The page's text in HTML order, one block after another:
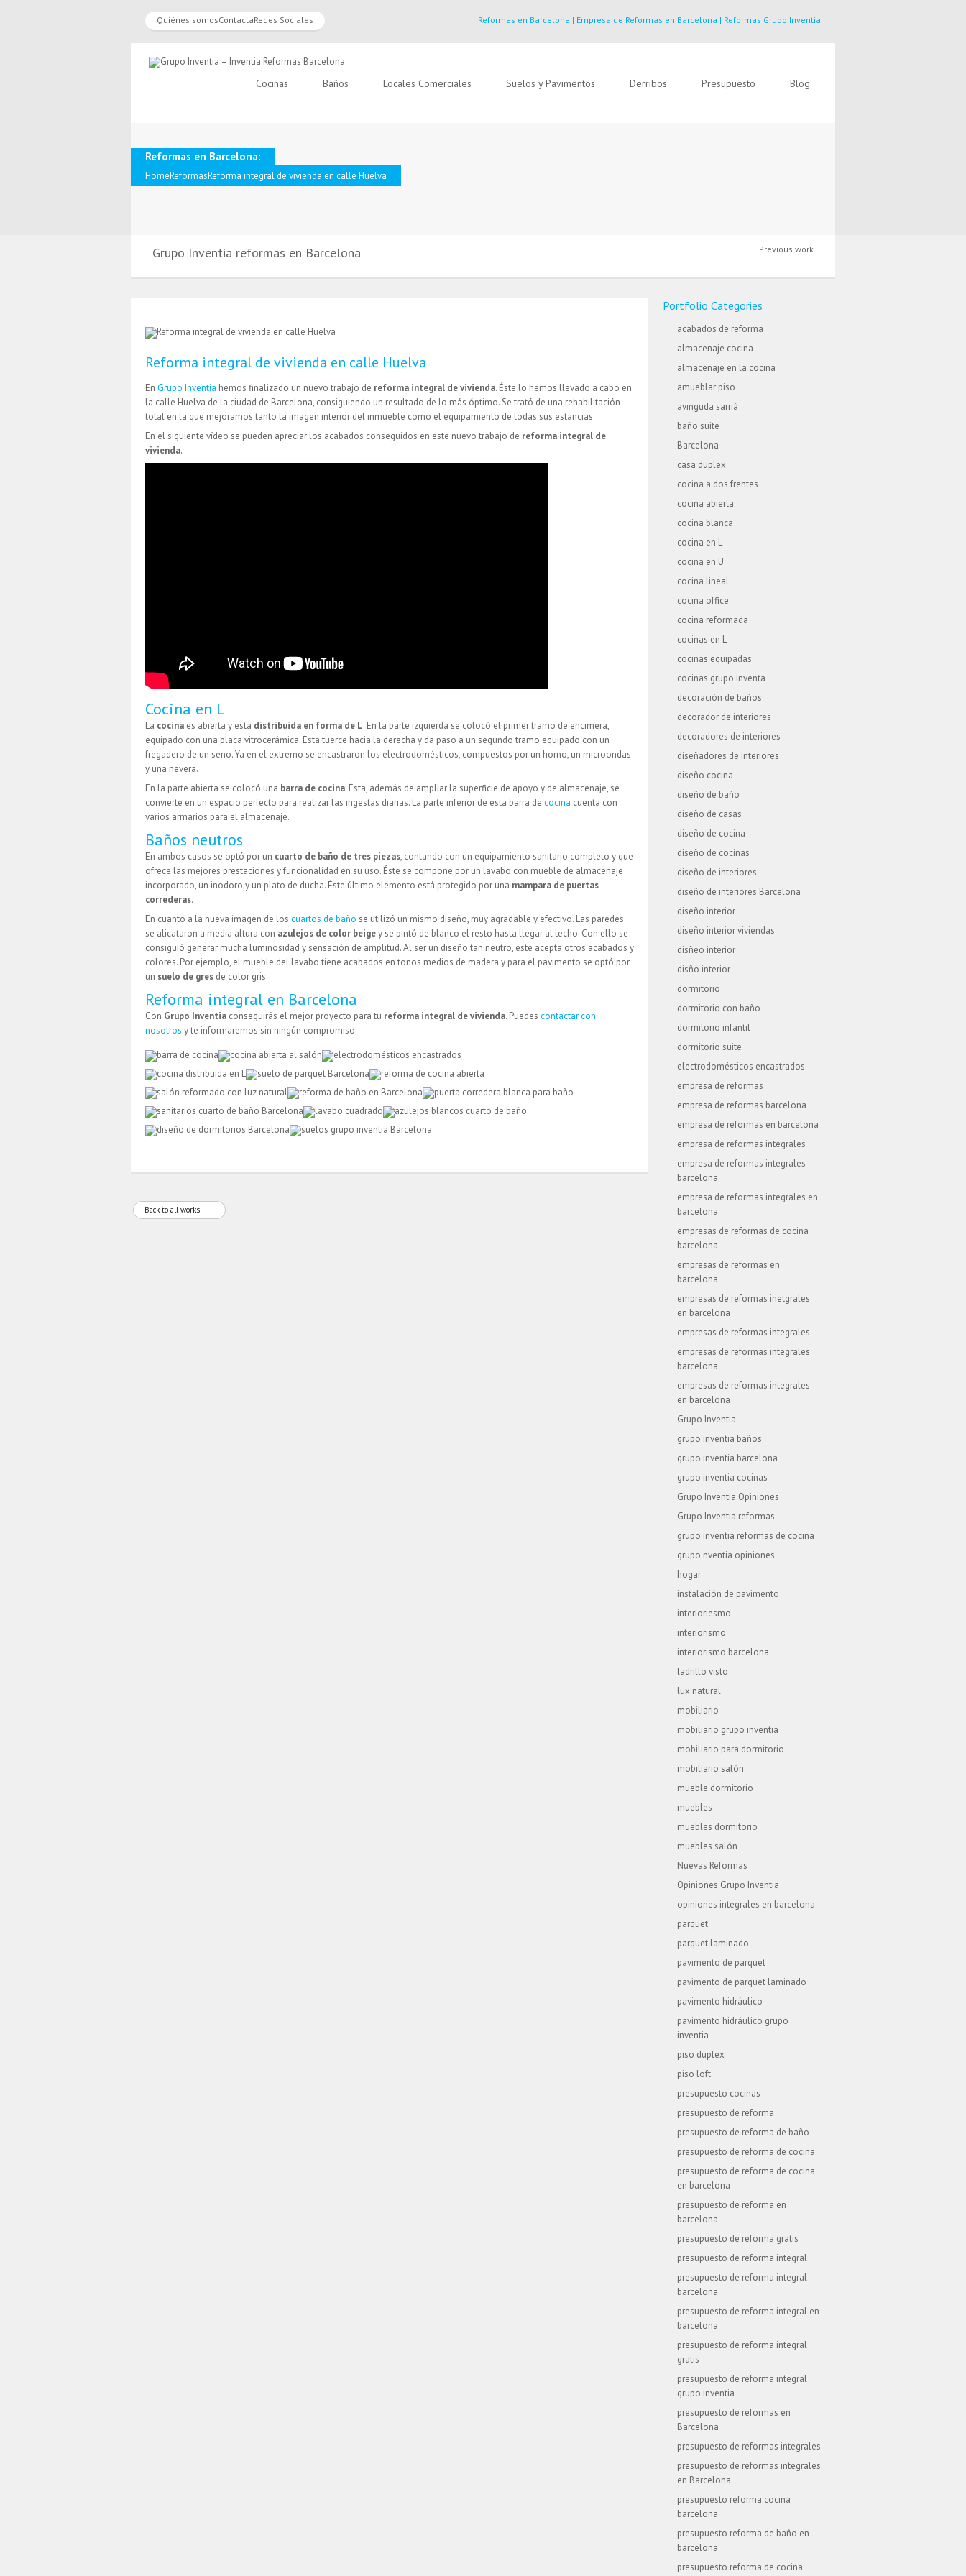
Quiénes somosContactaRedes Sociales Reformas en Barcelona | Empresa de Reformas en Barcelona | Reformas Grupo Inventia
Cocinas Baños Locales Comerciales Suelos y Pavimentos Derribos Presupuesto Blog
Reformas en Barcelona:
HomeReformasReforma integral de vivienda en calle Huelva
Grupo Inventia reformas en Barcelona Previous work
Reforma integral de vivienda en calle Huelva
En Grupo Inventia hemos finalizado un nuevo trabajo de reforma integral de vivienda. Éste lo hemos llevado a cabo en
la calle Huelva de la ciudad de Barcelona, consiguiendo un resultado de lo más óptimo. Se trató de una rehabilitación
total en la que mejoramos tanto la imagen interior del inmueble como el equipamiento de todas sus estancias.
En el siguiente vídeo se pueden apreciar los acabados conseguidos en este nuevo trabajo de reforma integral de
vivienda.
Cocina en L
La cocina es abierta y está distribuida en forma de L. En la parte izquierda se colocó el primer tramo de encimera,
equipado con una placa vitrocerámica. Ésta tuerce hacia la derecha y da paso a un segundo tramo equipado con un
fregadero de un seno. Ya en el extremo se encastraron los electrodomésticos, compuestos por un horno, un microondas
y una nevera.
En la parte abierta se colocó una barra de cocina. Ésta, además de ampliar la superficie de apoyo y de almacenaje, se
convierte en un espacio perfecto para realizar las ingestas diarias. La parte inferior de esta barra de cocina cuenta con
varios armarios para el almacenaje.
Baños neutros
En ambos casos se optó por un cuarto de baño de tres piezas, contando con un equipamiento sanitario completo y que
ofrece las mejores prestaciones y funcionalidad en su uso. Éste se compone por un lavabo con mueble de almacenaje
incorporado, un inodoro y un plato de ducha. Éste último elemento está protegido por una mampara de puertas
correderas.
En cuanto a la nueva imagen de los cuartos de baño se utilizó un mismo diseño, muy agradable y efectivo. Las paredes
se alicataron a media altura con azulejos de color beigey se pintó de blanco el resto hasta llegar al techo. Con ello se
consiguió generar mucha luminosidad y sensación de amplitud. Al ser un diseño tan neutro, éste acepta otros acabados y
colores. Por ejemplo, el mueble del lavabo tiene acabados en tonos medios de madera y para el pavimento se optó por
un suelo de gres de color gris.
Reforma integral en Barcelona
Con Grupo Inventia conseguirás el mejor proyecto para tu reforma integral de vivienda. Puedes contactar con
nosotros y te informaremos sin ningún compromiso.
Back to all works
Portfolio Categories
acabados de reforma
almacenaje cocina
almacenaje en la cocina
amueblar piso
avinguda sarrià
baño suite
Barcelona
casa duplex
cocina a dos frentes
cocina abierta
cocina blanca
cocina en L
cocina en U
cocina lineal
cocina office
cocina reformada
cocinas en L
cocinas equipadas
cocinas grupo inventa
decoración de baños
decorador de interiores
decoradores de interiores
diseñadores de interiores
diseño cocina
diseño de baño
diseño de casas
diseño de cocina
diseño de cocinas
diseño de interiores
diseño de interiores Barcelona
diseño interior
diseño interior viviendas
disñeo interior
disño interior
dormitorio
dormitorio con baño
dormitorio infantil
dormitorio suite
electrodomésticos encastrados
empresa de reformas
empresa de reformas barcelona
empresa de reformas en barcelona
empresa de reformas integrales
empresa de reformas integrales
barcelona
empresa de reformas integrales en
barcelona
empresas de reformas de cocina
barcelona
empresas de reformas en
barcelona
empresas de reformas inetgrales
en barcelona
empresas de reformas integrales
empresas de reformas integrales
barcelona
empresas de reformas integrales
en barcelona
Grupo Inventia
grupo inventia baños
grupo inventia barcelona
grupo inventia cocinas
Grupo Inventia Opiniones
Grupo Inventia reformas
grupo inventia reformas de cocina
grupo nventia opiniones
hogar
instalación de pavimento
interioriesmo
interiorismo
interiorismo barcelona
ladrillo visto
lux natural
mobiliario
mobiliario grupo inventia
mobiliario para dormitorio
mobiliario salón
mueble dormitorio
muebles
muebles dormitorio
muebles salón
Nuevas Reformas
Opiniones Grupo Inventia
opiniones integrales en barcelona
parquet
parquet laminado
pavimento de parquet
pavimento de parquet laminado
pavimento hidráulico
pavimento hidráulico grupo
inventia
piso dúplex
piso loft
presupuesto cocinas
presupuesto de reforma
presupuesto de reforma de baño
presupuesto de reforma de cocina
presupuesto de reforma de cocina
en barcelona
presupuesto de reforma en
barcelona
presupuesto de reforma gratis
presupuesto de reforma integral
presupuesto de reforma integral
barcelona
presupuesto de reforma integral en
barcelona
presupuesto de reforma integral
gratis
presupuesto de reforma integral
grupo inventia
presupuesto de reformas en
Barcelona
presupuesto de reformas integrales
presupuesto de reformas integrales
en Barcelona
presupuesto reforma cocina
barcelona
presupuesto reforma de baño en
barcelona
presupuesto reforma de cocina